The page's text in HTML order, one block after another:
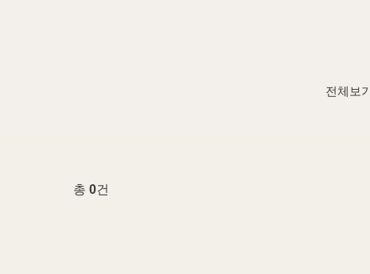
전체보
총 0건